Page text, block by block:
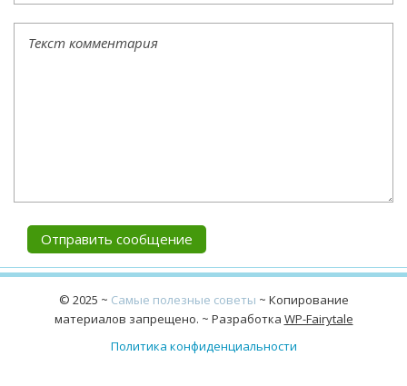
© 2025 ~ Самые полезные советы ~ Копирование
материалов запрещено. ~ Разработка WP-Fairytale
Политика конфиденциальности